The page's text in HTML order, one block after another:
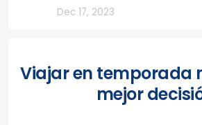
Dec 17, 2023
Viajar en temporada
mejor